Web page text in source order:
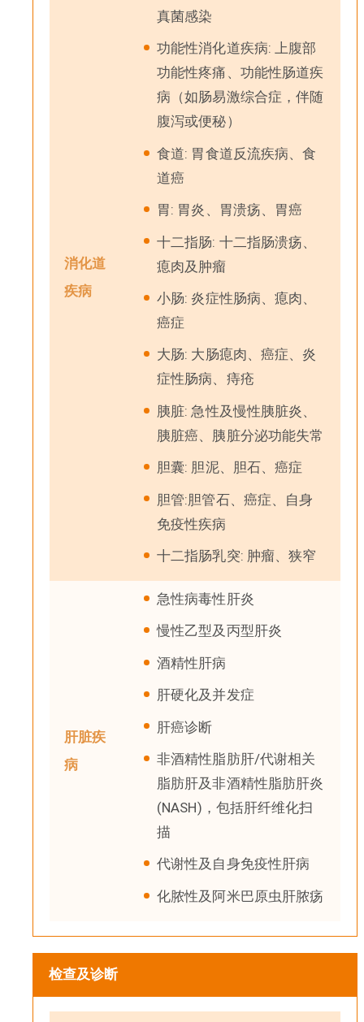
消化道
疾病
真菌感染
功能性消化道疾病: 上腹部
功能性疼痛、功能性肠道疾
病（如肠易激综合症，伴随
腹泻或便秘）
食道: 胃食道反流疾病、食
道癌
胃: 胃炎、胃溃疡、胃癌
十二指肠: 十二指肠溃疡、
瘜肉及肿瘤
小肠: 炎症性肠病、瘜肉、
癌症
大肠: 大肠瘜肉、癌症、炎
症性肠病、痔疮
胰脏: 急性及慢性胰脏炎、
胰脏癌、胰脏分泌功能失常
胆囊: 胆泥、胆石、癌症
胆管:胆管石、癌症、自身
免疫性疾病
十二指肠乳突: 肿瘤、狭窄
肝脏疾
病
急性病毒性肝炎
慢性乙型及丙型肝炎
酒精性肝病
肝硬化及并发症
肝癌诊断
非酒精性脂肪肝/代谢相关
脂肪肝及非酒精性脂肪肝炎
(NASH)，包括肝纤维化扫
描
代谢性及自身免疫性肝病
化脓性及阿米巴原虫肝脓疡
检查及诊断